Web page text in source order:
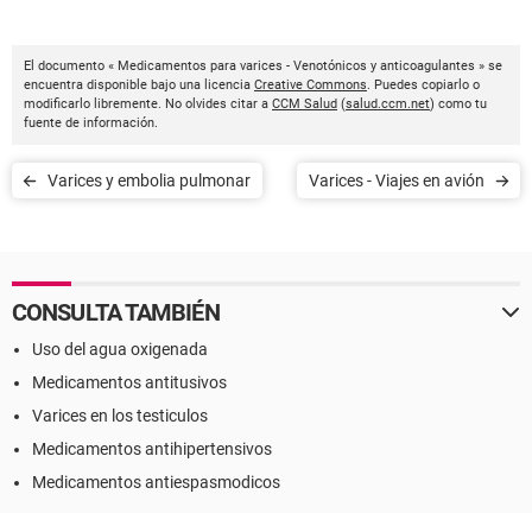
El documento « Medicamentos para varices - Venotónicos y anticoagulantes » se
encuentra disponible bajo una licencia Creative Commons. Puedes copiarlo o
modificarlo libremente. No olvides citar a CCM Salud (salud.ccm.net) como tu
fuente de información.
Varices y embolia pulmonar Varices - Viajes en avión
CONSULTA TAMBIÉN
Uso del agua oxigenada
Medicamentos antitusivos
Varices en los testiculos
Medicamentos antihipertensivos
Medicamentos antiespasmodicos